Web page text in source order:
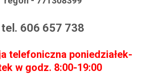
tel. 606 657 738
telefoniczna poniedziałek-
w godz. 8:00-19:00